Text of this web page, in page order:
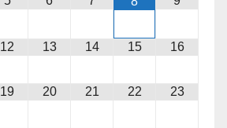
12 13 14 15 16
19 20 21 22 23